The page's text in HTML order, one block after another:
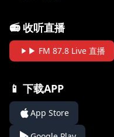
📻 收听直播
▶ FM 87.8 Live 直播
📱 下载APP
App Store